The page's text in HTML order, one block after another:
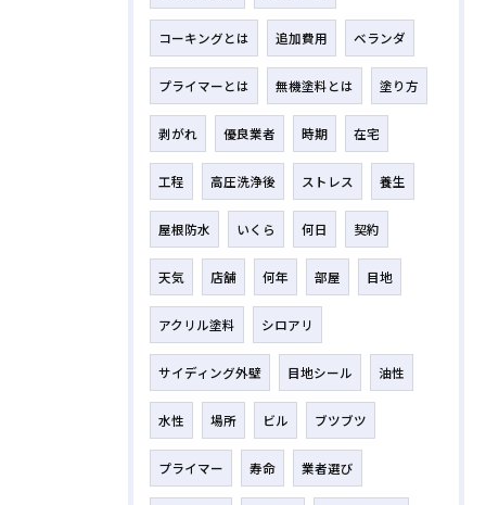
コーキングとは 追加費用 ベランダ
プライマーとは 無機塗料とは 塗り方
剥がれ 優良業者 時期 在宅
工程 高圧洗浄後 ストレス 養生
屋根防水 いくら 何日 契約
天気 店舗 何年 部屋 目地
アクリル塗料 シロアリ
サイディング外壁 目地シール 油性
水性 場所 ビル ブツブツ
プライマー 寿命 業者選び